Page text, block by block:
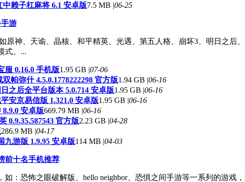
中赖子杠麻将 6.1 安卓版7.5 MB |06-25
游
原神、天谕、晶核、和平精英、光遇、第五人格、崩坏3、明日之后
式。...
服 0.16.0 手机版1.95 GB |07-06
双帕弥什 4.5.0.1778222298 官方版1.94 GB |06-16
之后全平台版本 5.0.714 安卓版1.95 GB |06-16
安京易信版 1.321.0 安卓版1.95 GB |06-16
8.9.0 安卓版669.79 MB |06-16
0.9.35.587543 官方版2.23 GB |04-28
286.9 MB |04-17
九游版 1.9.95 安卓版114 MB |04-03
前十名手机推荐
：恐怖之眼破解版、hello neighbor、恐惧之间手游等一系列的游